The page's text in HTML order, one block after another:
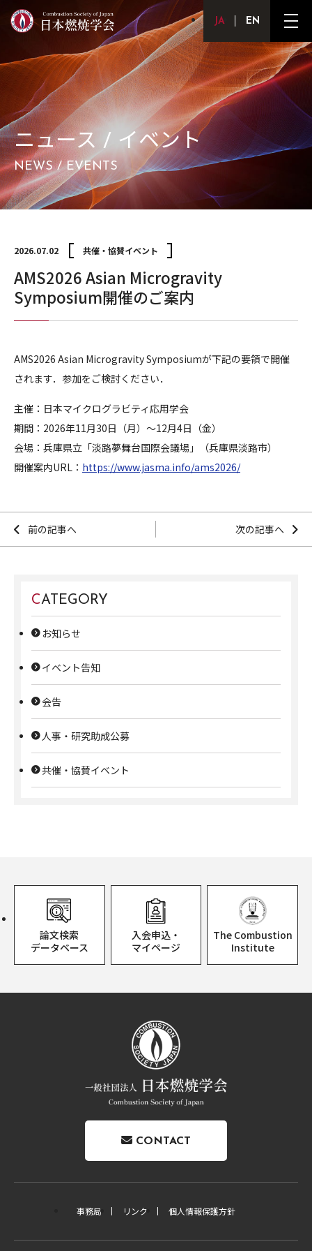
JapaneseEnglishメ
ュ
ー
ボ
ニュース / イベント
NEWS / EVENTS
2026.07.02 共催・協賛イベント
AMS2026 Asian Microgravity
Symposium開催のご案内
AMS2026 Asian Microgravity Symposiumが下記の要領で開催
されます．参加をご検討ください．
主催：日本マイクログラビティ応用学会
期間：2026年11月30日（月）～12月4日（金）
会場：兵庫県立「淡路夢舞台国際会議場」（兵庫県淡路市）
開催案内URL： https://www.jasma.info/ams2026/
前の記事へ 次の記事へ
CATEGORY
お知らせ
イベント告知
会告
人事・研究助成公募
共催・協賛イベント
論文検索
データベース
入会申込・
マイページ
The Combustion
Institute
CONTACT
事務局 リンク 個人情報保護方針